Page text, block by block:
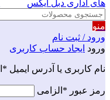
منو
ورود / ثبت نام
ورود ایجاد حساب کاربری
نام کاربری یا آدرس ایمیل *
رمز عبور * الزامی